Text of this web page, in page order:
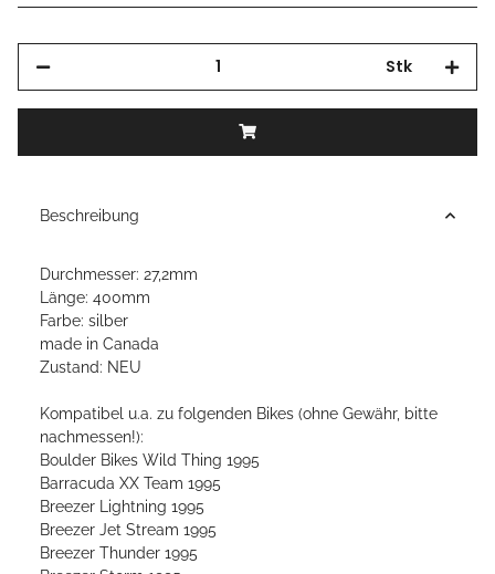
Stk
Beschreibung
Durchmesser: 27,2mm
Länge: 400mm
Farbe: silber
made in Canada
Zustand: NEU
Kompatibel u.a. zu folgenden Bikes (ohne Gewähr, bitte
nachmessen!):
Boulder Bikes Wild Thing 1995
Barracuda XX Team 1995
Breezer Lightning 1995
Breezer Jet Stream 1995
Breezer Thunder 1995